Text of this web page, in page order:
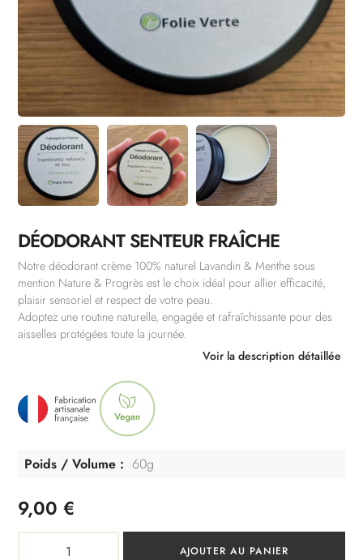
DÉODORANT SENTEUR FRAÎCHE
Notre déodorant crème 100% naturel Lavandin & Menthe sous
mention Nature & Progrès est le choix idéal pour allier efficacité,
plaisir sensoriel et respect de votre peau.
Adoptez une routine naturelle, engagée et rafraîchissante pour des
aisselles protégées toute la journée.
Voir la description détaillée
Poids / Volume 60g
9,00€
AJOUTER AU PANIER